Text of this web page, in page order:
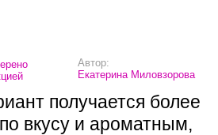
Автор:
Екатерина Миловзорова
получается более
вкусу и ароматным,